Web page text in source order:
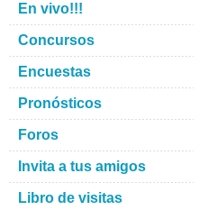
En vivo!!!
Concursos
Encuestas
Pronósticos
Foros
Invita a tus amigos
Libro de visitas